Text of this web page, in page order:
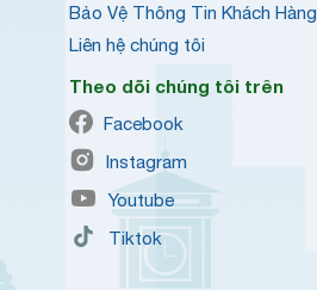
Bảo Vệ Thông Tin Khách Hàng
Liên hệ chúng tôi
Theo dõi chúng tôi trên
Facebook
Instagram
Youtube
Tiktok